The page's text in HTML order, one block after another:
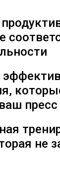
пресс
не